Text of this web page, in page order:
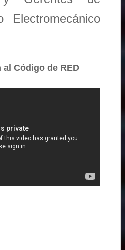
Electromecánico
Código de RED